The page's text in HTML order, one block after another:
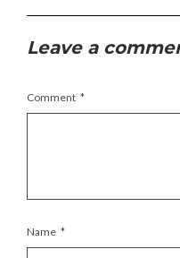
Leave a
Comment *
Name *